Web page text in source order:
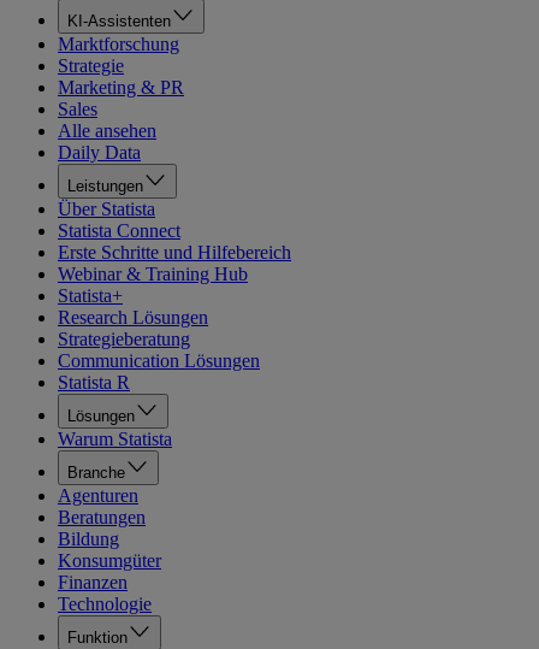
KI-Assistenten
Marktforschung
Strategie
Marketing & PR
Sales
Alle ansehen
Daily Data
Leistungen
Über Statista
Statista Connect
Erste Schritte und Hilfebereich
Webinar & Training Hub
Statista+
Research Lösungen
Strategieberatung
Communication Lösungen
Statista R
Lösungen
Warum Statista
Branche
Agenturen
Beratungen
Bildung
Konsumgüter
Finanzen
Technologie
Funktion